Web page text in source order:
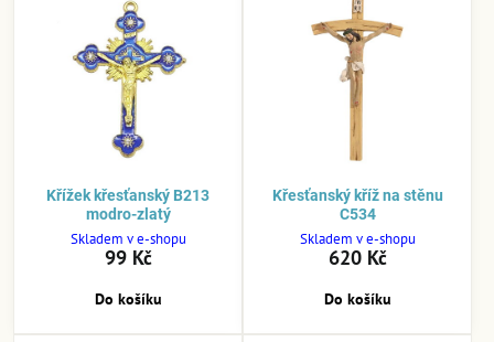
Křížek křesťanský B213
modro-zlatý
Skladem v e-shopu
99 Kč
Do košíku
Křesťanský kříž na stěnu
C534
Skladem v e-shopu
620 Kč
Do košíku